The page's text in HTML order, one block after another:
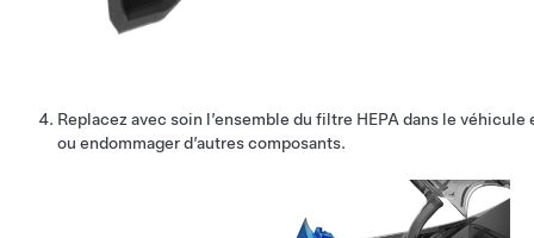
Replacez avec soin l’ensemble du filtre HEPA dans le
ou endommager d’autres composants.